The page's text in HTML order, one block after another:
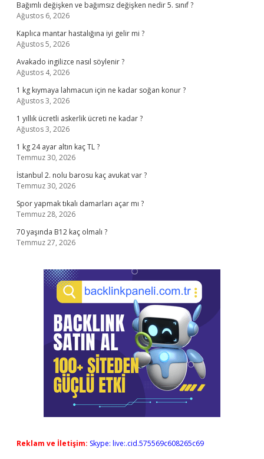
Bağımlı değişken ve bağımsız değişken nedir 5. sınıf ?
Ağustos 6, 2026
Kaplıca mantar hastalığına iyi gelir mi ?
Ağustos 5, 2026
Avakado ingilizce nasıl söylenir ?
Ağustos 4, 2026
1 kg kıymaya lahmacun için ne kadar soğan konur ?
Ağustos 3, 2026
1 yıllık ücretli askerlik ücreti ne kadar ?
Ağustos 3, 2026
1 kg 24 ayar altın kaç TL ?
Temmuz 30, 2026
İstanbul 2. nolu barosu kaç avukat var ?
Temmuz 30, 2026
Spor yapmak tıkalı damarları açar mı ?
Temmuz 28, 2026
70 yaşında B12 kaç olmalı ?
Temmuz 27, 2026
Reklam ve İletişim: Skype: live:.cid.575569c608265c69